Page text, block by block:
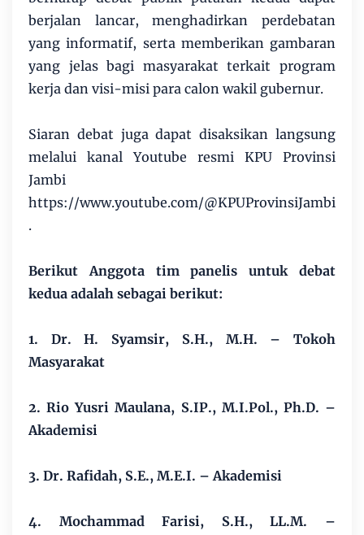
berjalan lancar, menghadirkan perdebatan
yang informatif, serta memberikan gambaran
yang jelas bagi masyarakat terkait program
kerja dan visi-misi para calon wakil gubernur.
Siaran debat juga dapat disaksikan langsung
melalui kanal Youtube resmi KPU Provinsi
Jambi
https://www.youtube.com/@KPUProvinsiJambi
.
Berikut Anggota tim panelis untuk debat
kedua adalah sebagai berikut:
1. Dr. H. Syamsir, S.H., M.H. – Tokoh
Masyarakat
2. Rio Yusri Maulana, S.IP., M.I.Pol., Ph.D. –
Akademisi
3. Dr. Rafidah, S.E., M.E.I. – Akademisi
4. Mochammad Farisi, S.H., LL.M. –